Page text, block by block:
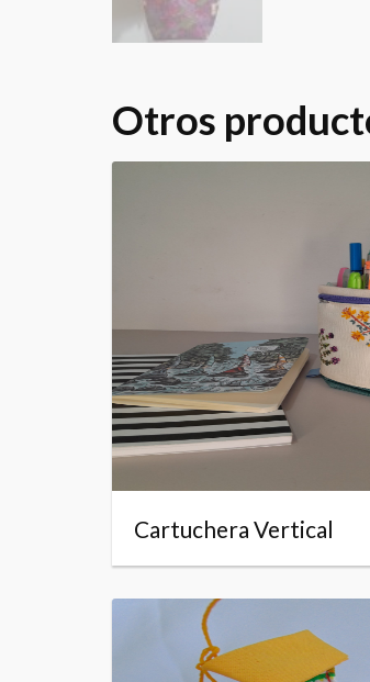
Otros
Cartuchera Vertical